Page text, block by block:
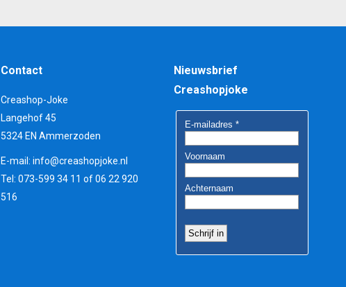
Contact
Creashop-Joke
Langehof 45
5324 EN Ammerzoden
E-mail: info@creashopjoke.nl
Tel: 073-599 34 11 of 06 22 920
516
Nieuwsbrief
Creashopjoke